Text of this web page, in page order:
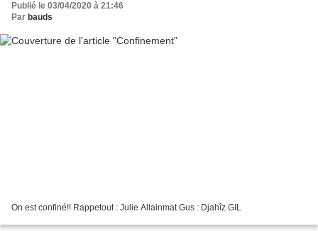
Publié le 03/04/2020 à 21:46
Par bauds
On est confiné!! Rappetout : Julie Allainmat Gus : Djahîz GIL